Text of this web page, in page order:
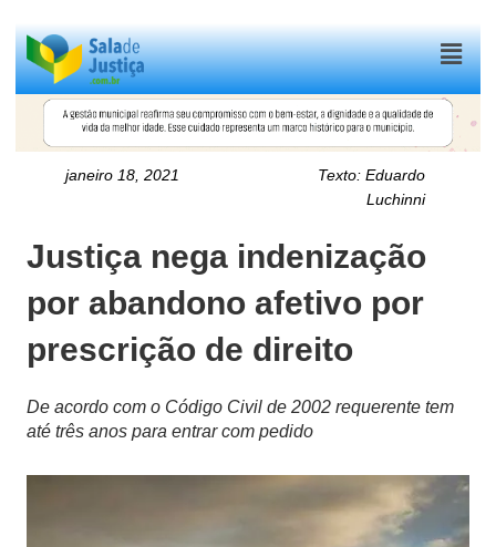
Menu
janeiro 18, 2021 Texto:Eduardo
Luchinni
Justiça nega indenização
por abandono afetivo por
prescrição de direito
De acordo com o Código Civil de 2002 requerente tem
até três anos para entrar com pedido